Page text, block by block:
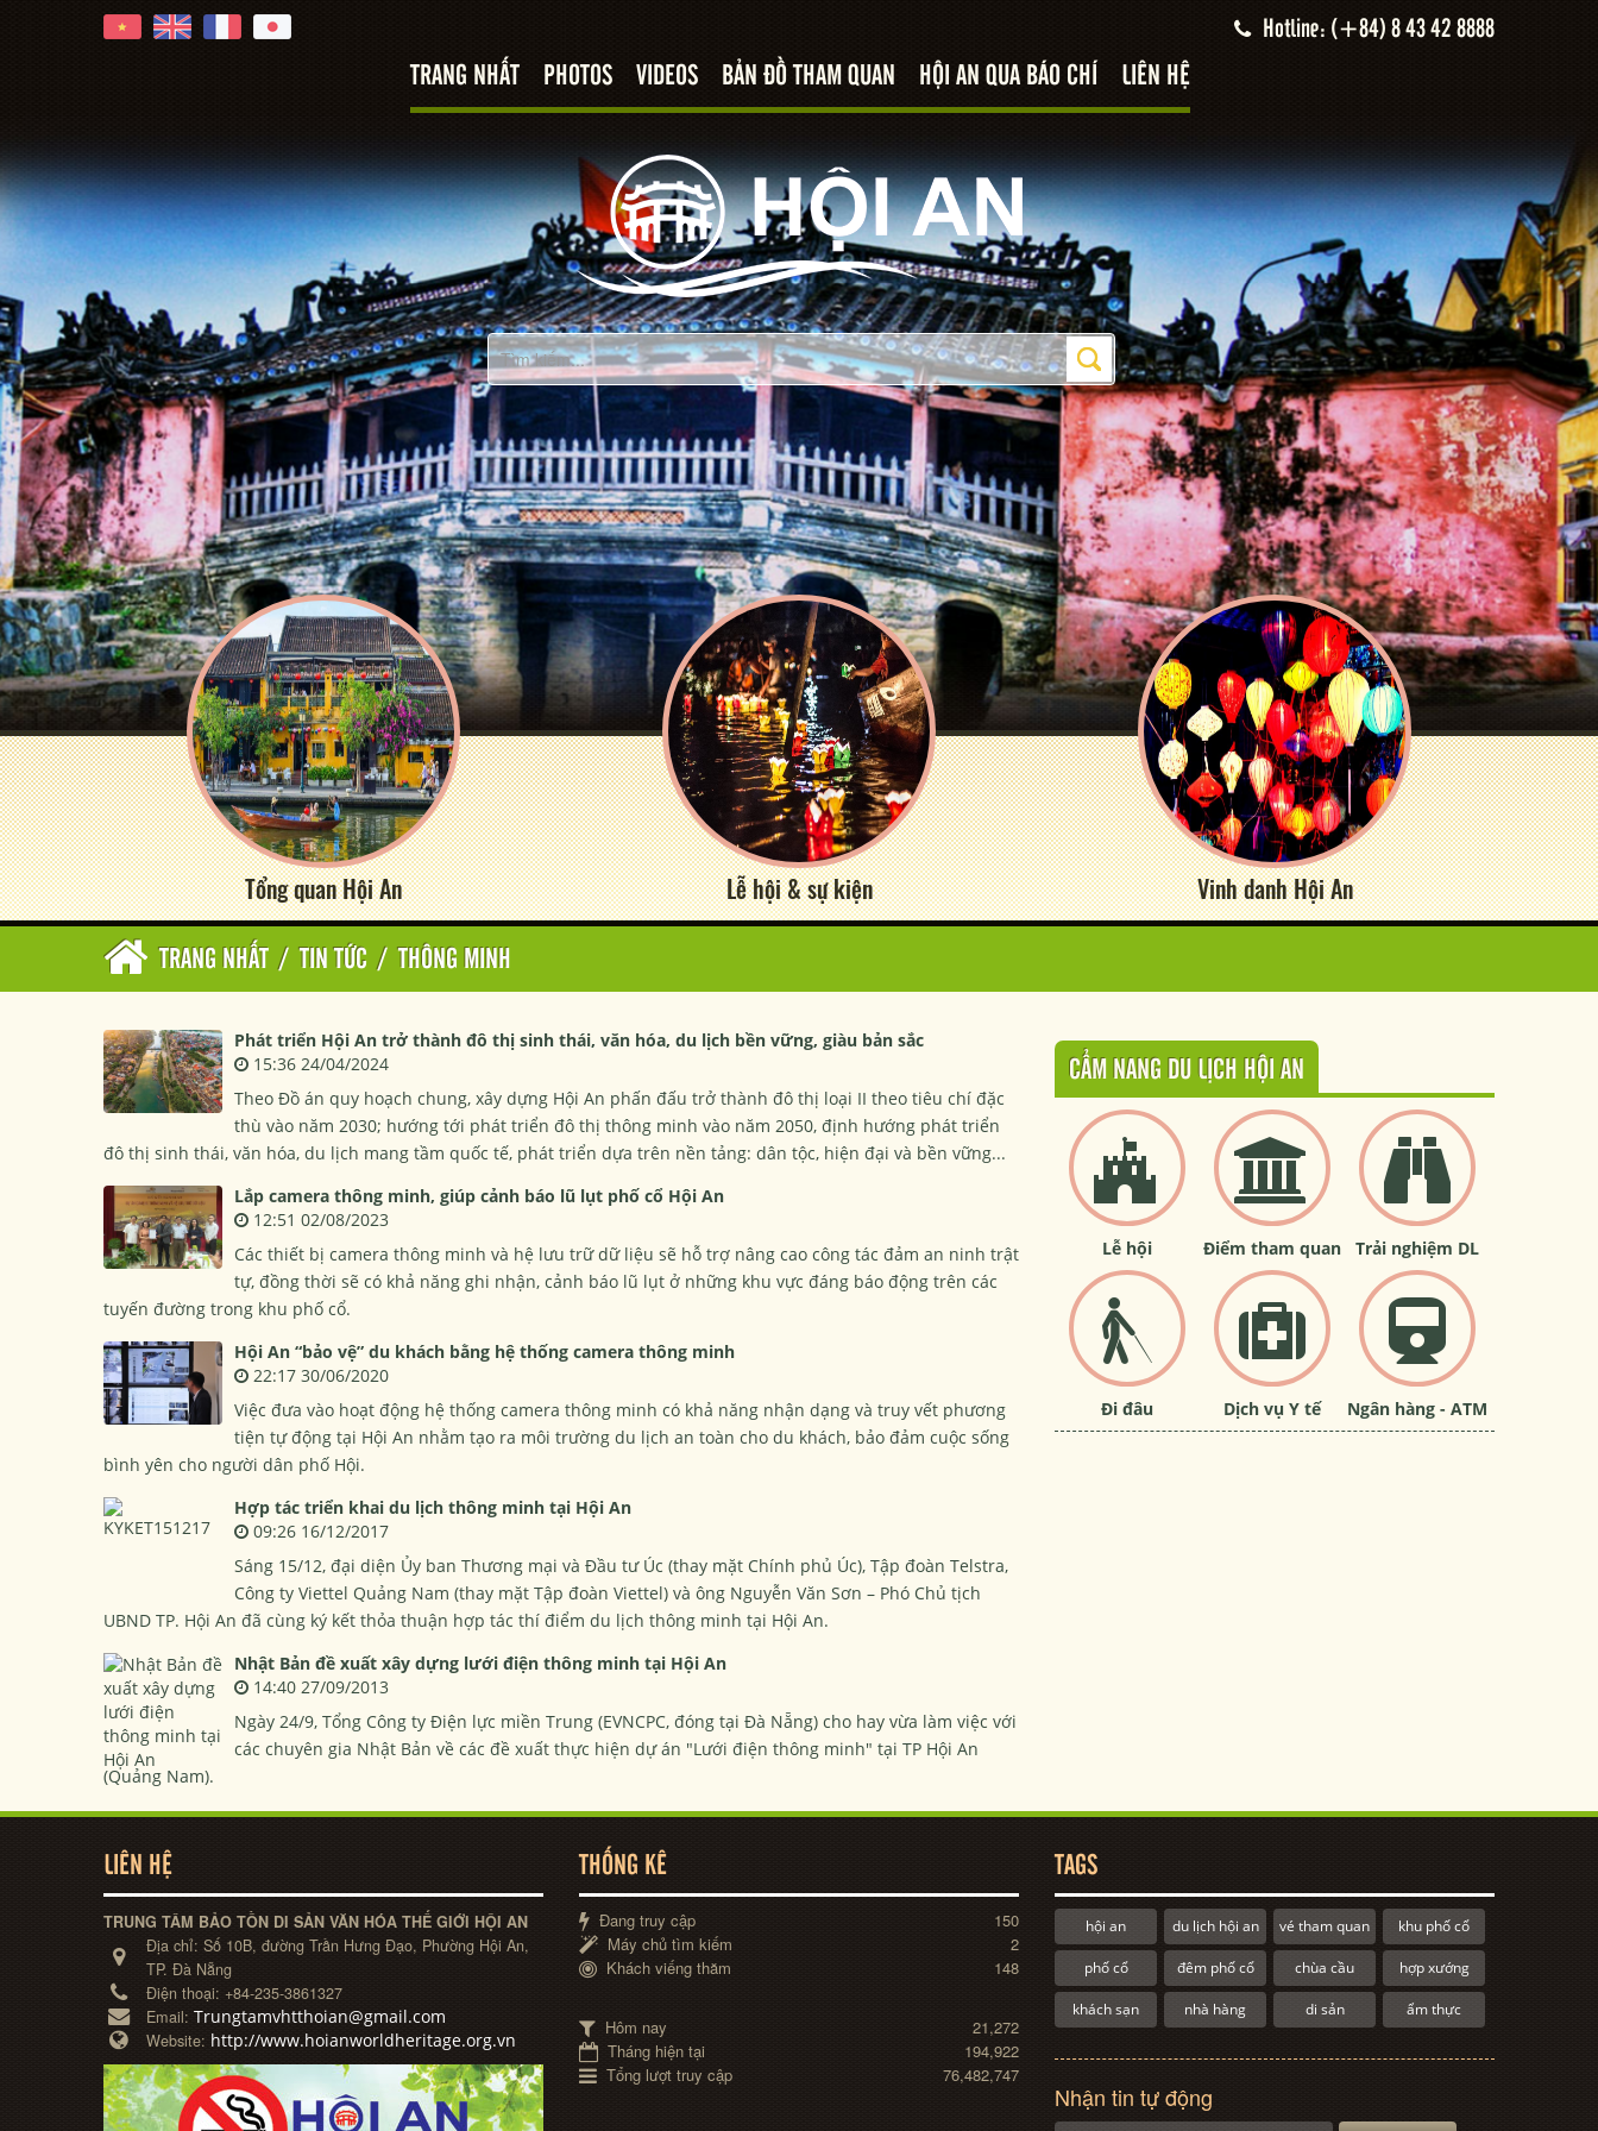
Hotline: (+84) 8 43 42 8888
TRANG NHẤT PHOTOS VIDEOS BẢN ĐỒ THAM QUAN HỘI AN QUA BÁO CHÍ LIÊN HỆ
Tổng quan Hội An Lễ hội & sự kiện Vinh danh Hội An
TRANG NHẤT / TIN TỨC / THÔNG MINH
Phát triển Hội An trở thành đô thị sinh thái, văn hóa, du lịch bền vững, giàu bản sắc
15:36 24/04/2024
Theo Đồ án quy hoạch chung, xây dựng Hội An phấn đấu trở thành đô thị loại II theo tiêu chí đặc
thù vào năm 2030; hướng tới phát triển đô thị thông minh vào năm 2050, định hướng phát triển
đô thị sinh thái, văn hóa, du lịch mang tầm quốc tế, phát triển dựa trên nền tảng: dân tộc, hiện đại và bền vững...
Lắp camera thông minh, giúp cảnh báo lũ lụt phố cổ Hội An
12:51 02/08/2023
Các thiết bị camera thông minh và hệ lưu trữ dữ liệu sẽ hỗ trợ nâng cao công tác đảm an ninh trật
tự, đồng thời sẽ có khả năng ghi nhận, cảnh báo lũ lụt ở những khu vực đáng báo động trên các
tuyến đường trong khu phố cổ.
Hội An “bảo vệ” du khách bằng hệ thống camera thông minh
22:17 30/06/2020
Việc đưa vào hoạt động hệ thống camera thông minh có khả năng nhận dạng và truy vết phương
tiện tự động tại Hội An nhằm tạo ra môi trường du lịch an toàn cho du khách, bảo đảm cuộc sống
bình yên cho người dân phố Hội.
Hợp tác triển khai du lịch thông minh tại Hội An
09:26 16/12/2017
Sáng 15/12, đại diện Ủy ban Thương mại và Đầu tư Úc (thay mặt Chính phủ Úc), Tập đoàn Telstra,
Công ty Viettel Quảng Nam (thay mặt Tập đoàn Viettel) và ông Nguyễn Văn Sơn – Phó Chủ tịch
UBND TP. Hội An đã cùng ký kết thỏa thuận hợp tác thí điểm du lịch thông minh tại Hội An.
Nhật Bản đề xuất xây dựng lưới điện thông minh tại Hội An
14:40 27/09/2013
Ngày 24/9, Tổng Công ty Điện lực miền Trung (EVNCPC, đóng tại Đà Nẵng) cho hay vừa làm việc với
các chuyên gia Nhật Bản về các đề xuất thực hiện dự án "Lưới điện thông minh" tại TP Hội An
(Quảng Nam).
CẨM NANG DU LỊCH HỘI AN
Lễ hội Điểm tham quan Trải nghiệm DL
Đi đâu Dịch vụ Y tế Ngân hàng - ATM
LIÊN HỆ
TRUNG TÂM BẢO TỒN DI SẢN VĂN HÓA THẾ GIỚI HỘI AN
Địa chỉ: Số 10B, đường Trần Hưng Đạo, Phường Hội An,
TP. Đà Nẵng
Điện thoại: +84-235-3861327
Email: Trungtamvhtthoian@gmail.com
Website: http://www.hoianworldheritage.org.vn
THỐNG KÊ
Đang truy cập
150
Máy chủ tìm kiếm
2
Khách viếng thăm
148
Hôm nay
21,272
Tháng hiện tại
194,922
Tổng lượt truy cập
76,482,747
TAGS
hội an du lịch hội an vé tham quan khu phố cổ
phố cổ đêm phố cổ chùa cầu hợp xướng
khách sạn nhà hàng di sản ẩm thực
Nhận tin tự động